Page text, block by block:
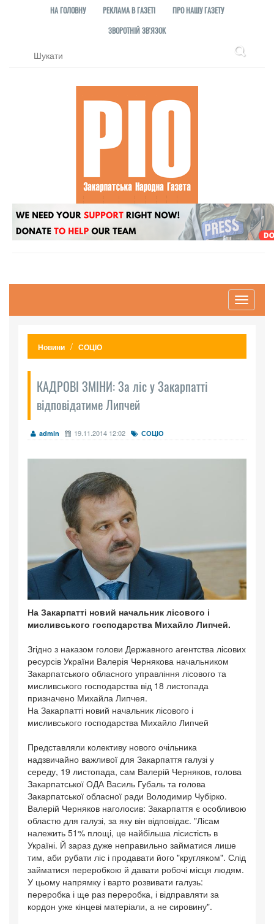
НА ГОЛОВНУ РЕКЛАМА В ГАЗЕТІ
ПРО НАШУ ГАЗЕТУ
ЗВОРОТНІЙ ЗВ'ЯЗОК
Toggle
Новини СОЦІО
КАДРОВІ ЗМІНИ: За ліс у Закарпатті
відповідатиме Липчей
admin 19.11.2014 12:02 СОЦІО
На Закарпатті новий начальник лісового і
мисливського господарства Михайло Липчей.
Згідно з наказом голови Державного агентства лісових
ресурсів України Валерія Чернякова начальником
Закарпатського обласного управління лісового та
мисливського господарства від 18 листопада
призначено Михайла Липчея.
На Закарпатті новий начальник лісового і
мисливського господарства Михайло Липчей
Представляли колективу нового очільника
надзвичайно важливої для Закарпаття галузі у
середу, 19 листопада, сам Валерій Черняков, голова
Закарпатської ОДА Василь Губаль та голова
Закарпатської обласної ради Володимир Чубірко.
Валерій Черняков наголосив: Закарпаття є особливою
областю для галузі, за яку він відповідає. "Лісам
належить 51% площі, це найбільша лісистість в
Україні. Й зараз дуже неправильно займатися лише
тим, аби рубати ліс і продавати його "кругляком". Слід
займатися переробкою й давати робочі місця людям.
У цьому напрямку і варто розвивати галузь:
переробка і ще раз переробка, і відправляти за
кордон уже кінцеві матеріали, а не сировину".